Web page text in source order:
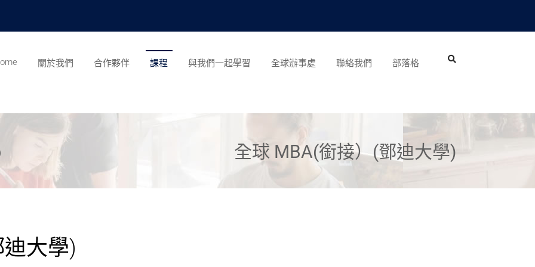
關於我們 合作夥伴 課程 與我們一起學習 全球辦事處 聯絡我們 部落格
全球 MBA(銜接）(鄧迪大學)
大學)